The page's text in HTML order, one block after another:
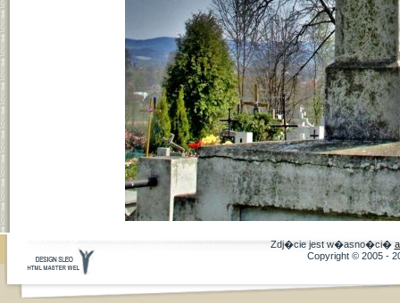
Zdj�cie jest w�asno�ci�
Copyright © 2005 -